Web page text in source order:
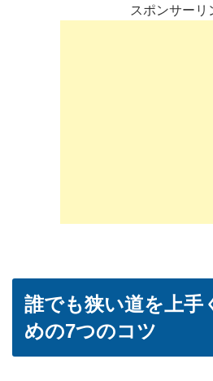
スポンサーリ
誰でも狭い道を上手
めの7つのコツ